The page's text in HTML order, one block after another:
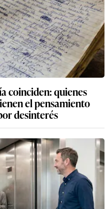
coinciden: quienes
el pensamiento
desinterés